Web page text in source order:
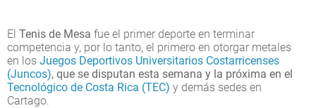
El Tenis de Mesa fue el primer deporte en terminar
competencia y, por lo tanto, el primero en otorgar metales
en los Juegos Deportivos Universitarios Costarricenses
(Juncos), que se disputan esta semana y la próxima en el
Tecnológico de Costa Rica (TEC) y demás sedes en
Cartago.